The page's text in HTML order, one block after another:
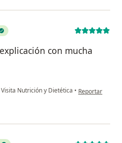
con mucha
Visita Nutrición y Dietética • en opinión del
Reportar